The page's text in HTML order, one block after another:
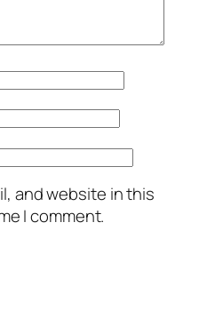
and website in this
I comment.